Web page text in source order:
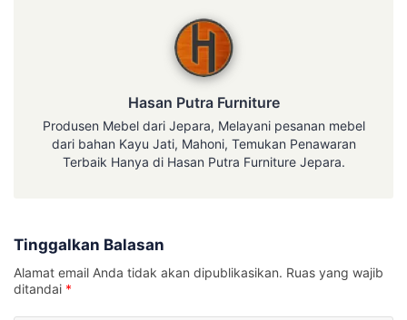
Hasan Putra Furniture
Produsen Mebel dari Jepara, Melayani pesanan mebel
dari bahan Kayu Jati, Mahoni, Temukan Penawaran
Terbaik Hanya di Hasan Putra Furniture Jepara.
Tinggalkan Balasan
Alamat email Anda tidak akan dipublikasikan. Ruas yang wajib
ditandai *